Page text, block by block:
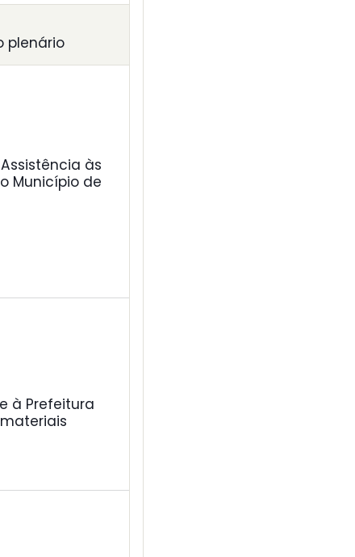
plenário
às
Município de
à Prefeitura